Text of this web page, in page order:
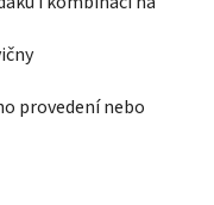
provedení nebo